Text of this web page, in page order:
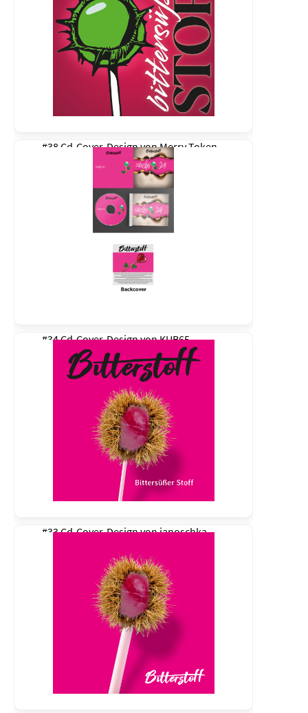
#38 Cd-Cover-Design vonMerry Token
#34 Cd-Cover-Design vonKUB65
#33 Cd-Cover-Design vonjanoschka